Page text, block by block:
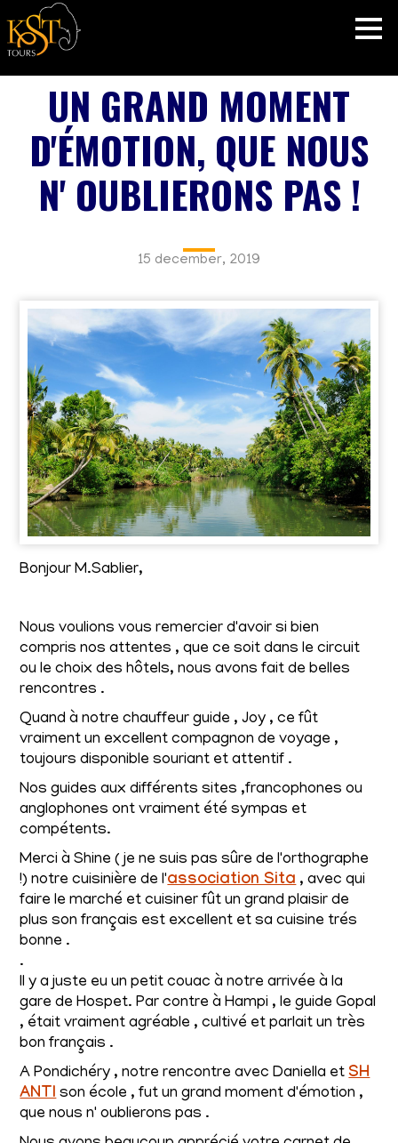
UN GRAND MOMENT
D'ÉMOTION, QUE NOUS
N' OUBLIERONS PAS !
15 december, 2019
Bonjour M.Sablier,
Nous voulions vous remercier d'avoir si bien
compris nos attentes , que ce soit dans le circuit
ou le choix des hôtels, nous avons fait de belles
rencontres .
Quand à notre chauffeur guide , Joy , ce fût
vraiment un excellent compagnon de voyage ,
toujours disponible souriant et attentif .
Nos guides aux différents sites ,francophones ou
anglophones ont vraiment été sympas et
compétents.
Merci à Shine ( je ne suis pas sûre de l'orthographe
!) notre cuisinière de l'association Sita, avec qui
faire le marché et cuisiner fût un grand plaisir de
plus son français est excellent et sa cuisine trés
bonne .
.
Il y a juste eu un petit couac à notre arrivée à la
gare de Hospet. Par contre à Hampi , le guide Gopal
, était vraiment agréable , cultivé et parlait un très
bon français .
A Pondichéry , notre rencontre avec Daniella etSH
ANTIson école , fut un grand moment d'émotion ,
que nous n' oublierons pas .